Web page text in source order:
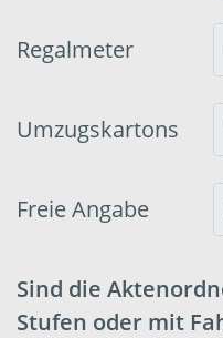
Regalmeter
Umzugskartons
Freie Angabe
Sind die
Stufen oder mit